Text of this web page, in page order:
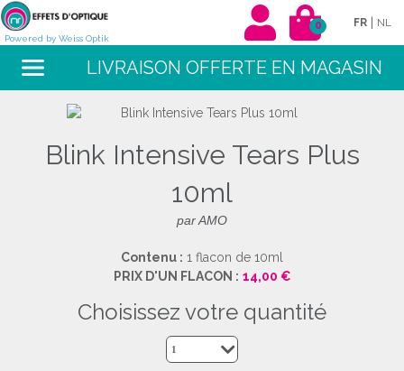
Powered by Weiss Optik
0 FR | NL
LIVRAISON OFFERTE EN MAGASIN
Blink Intensive Tears Plus
10ml
par AMO
Contenu : 1 flacon de 10ml
PRIX D'UN FLACON : 14,00 €
choisissez votre quantité
1